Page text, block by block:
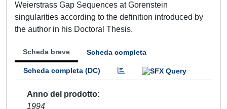
Weierstrass Gap Sequences at Gorenstein
singularities according to the definition introduced by
the author in his Doctoral Thesis.
Scheda breve Scheda completa
Scheda completa (DC)
Anno del prodotto
1994